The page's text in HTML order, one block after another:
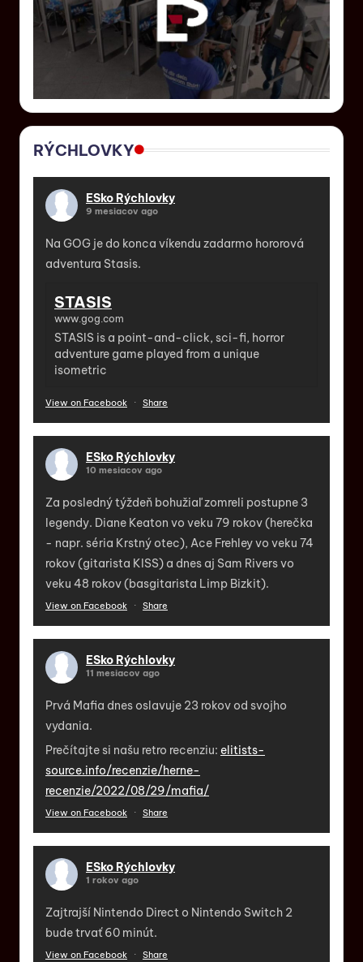
RÝCHLOVKY
ESko Rýchlovky
9 mesiacov ago
Na GOG je do konca víkendu zadarmo hororová
adventura Stasis.
STASIS
www.gog.com
STASIS is a point-and-click, sci-fi, horror
adventure game played from a unique
isometric
View on Facebook · Share
ESko Rýchlovky
10 mesiacov ago
Za posledný týždeň bohužiaľ zomreli postupne 3
legendy. Diane Keaton vo veku 79 rokov (herečka
- napr. séria Krstný otec), Ace Frehley vo veku 74
rokov (gitarista KISS) a dnes aj Sam Rivers vo
veku 48 rokov (basgitarista Limp Bizkit).
View on Facebook · Share
ESko Rýchlovky
11 mesiacov ago
Prvá Mafia dnes oslavuje 23 rokov od svojho
vydania.
Prečítajte si našu retro recenziu: elitists-
source.info/recenzie/herne-
recenzie/2022/08/29/mafia/
View on Facebook · Share
ESko Rýchlovky
1 rokov ago
Zajtrajší Nintendo Direct o Nintendo Switch 2
bude trvať 60 minút.
View on Facebook · Share